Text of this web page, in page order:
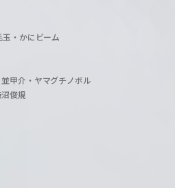
・かにビーム
甲介・ヤマグチノボル
俊規